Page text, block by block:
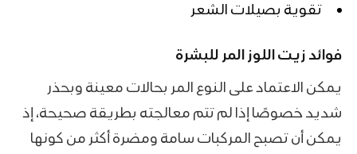
تقوية بصيلات الشعر
فوائد زيت اللوز المر للبشرة
يمكن الاعتماد على النوع المر بحالات معينة وبحذر
شديد خصوصًا إذا لم تتم معالجته بطريقة صحيحة، إذ
يمكن أن تصبح المركبات سامة ومضرة أكثر من كونها